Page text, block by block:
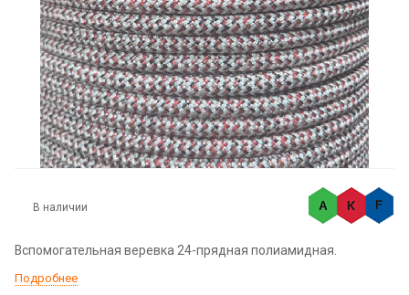
В наличии
Вспомогательная веревка 24-прядная полиамидная.
Подробнее